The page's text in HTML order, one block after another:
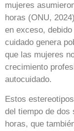
mujeres
horas (ONU,
en exceso,
cuidado genera
que las mujeres
crecimiento
autocuidado.
Estos
del tiempo de dos
horas, que